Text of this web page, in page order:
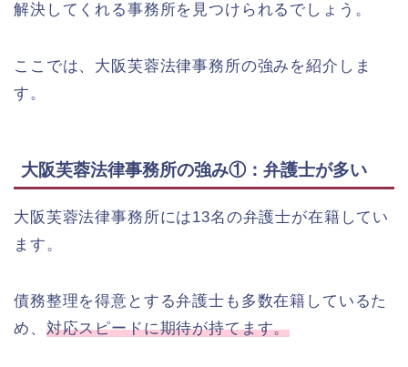
解決してくれる事務所を見つけられるでしょう。
ここでは、大阪芙蓉法律事務所の強みを紹介しま
す。
大阪芙蓉法律事務所の強み①：弁護士が多い
大阪芙蓉法律事務所には13名の弁護士が在籍してい
ます。
債務整理を得意とする弁護士も多数在籍しているた
め、 対応スピードに期待が持てます。